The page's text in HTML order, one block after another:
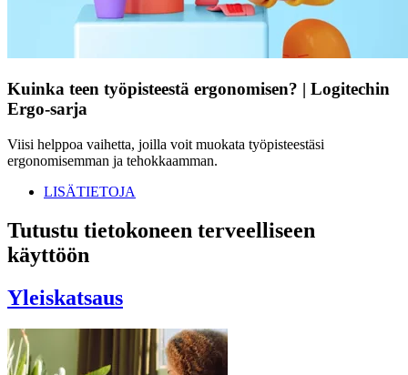
Kuinka teen työpisteestä ergonomisen? | Logitechin
Ergo-sarja
Viisi helppoa vaihetta, joilla voit muokata työpisteestäsi
ergonomisemman ja tehokkaamman.
LISÄTIETOJA
Tutustu tietokoneen terveelliseen
käyttöön
Yleiskatsaus